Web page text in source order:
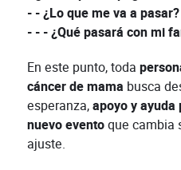
- - ¿Lo que me va a pasar?
- - - ¿Qué pasará con mi
En este punto, toda
cáncer de mama busca
esperanza,apoyo y
nuevo eventoque cambia
ajuste.